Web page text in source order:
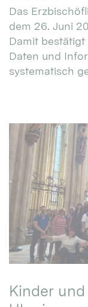
Das
dem 26. Juni
Damit
Daten und
systematisch
Kinder